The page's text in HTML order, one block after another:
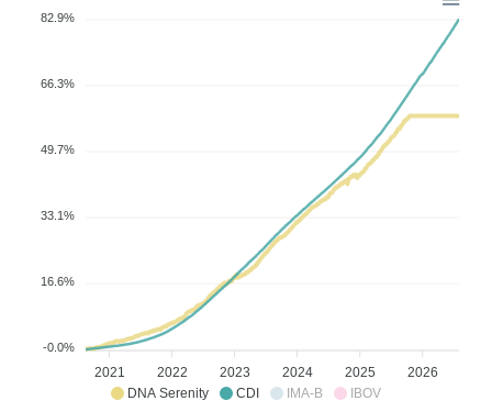
DNA Serenity CDI IMA-B IBOV
82.9%
66.3%
49.7%
33.1%
16.6%
-0.0%
2021 2022 2023 2024 2025 2026